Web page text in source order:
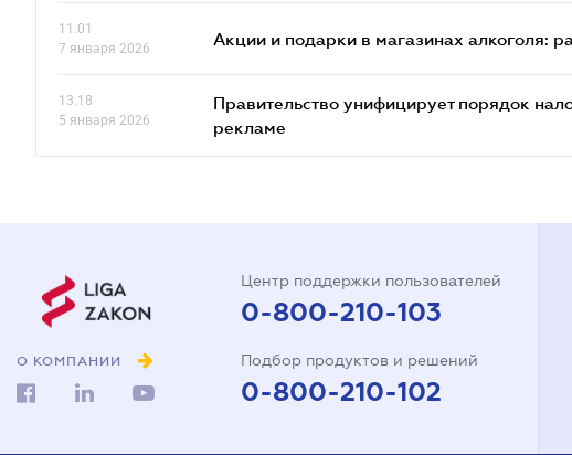
11.01
7 января 2026
Акции и подарки в магазинах алкоголя:
13.18
5 января 2026
Правительство унифицирует порядок
рекламе
О КОМПАНИИ
Центр поддержки пользователей
0-800-210-103
Подбор продуктов и решений
0-800-210-102